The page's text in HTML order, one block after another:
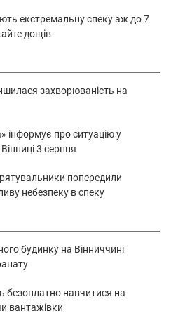
екстремальну спеку аж до 7
дощів
захворюваність на
інформує про ситуацію у
3 серпня
попередили
небезпеку в спеку
будинку на Вінниччині
безоплатно навчитися на
вантажівки